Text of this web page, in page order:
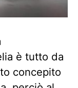
è tutto da
concepito